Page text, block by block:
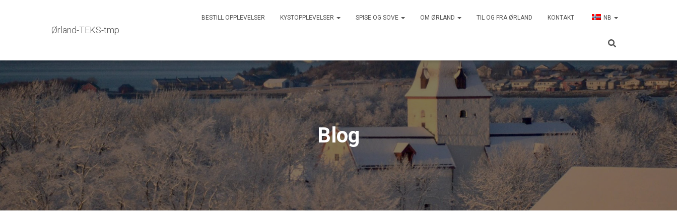
Ørland-TEKS-tmp
BESTILL OPPLEVELSER KYSTOPPLEVELSER SPISE OG SOVE OM ØRLAND TIL OG FRA ØRLAND KONTAKT NB
Blog